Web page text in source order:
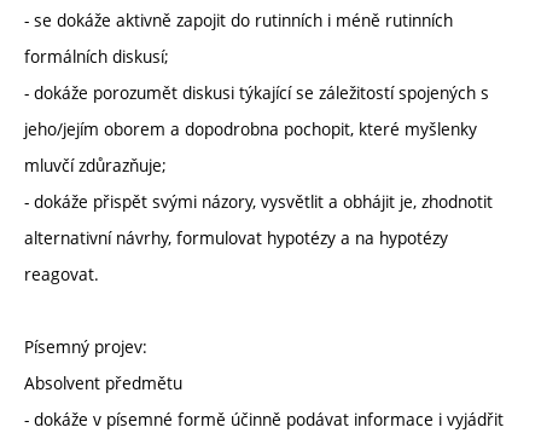
- se dokáže aktivně zapojit do rutinních i méně rutinních
formálních diskusí;
- dokáže porozumět diskusi týkající se záležitostí spojených s
jeho/jejím oborem a dopodrobna pochopit, které myšlenky
mluvčí zdůrazňuje;
- dokáže přispět svými názory, vysvětlit a obhájit je, zhodnotit
alternativní návrhy, formulovat hypotézy a na hypotézy
reagovat.
Písemný projev:
Absolvent předmětu
- dokáže v písemné formě účinně podávat informace i vyjádřit